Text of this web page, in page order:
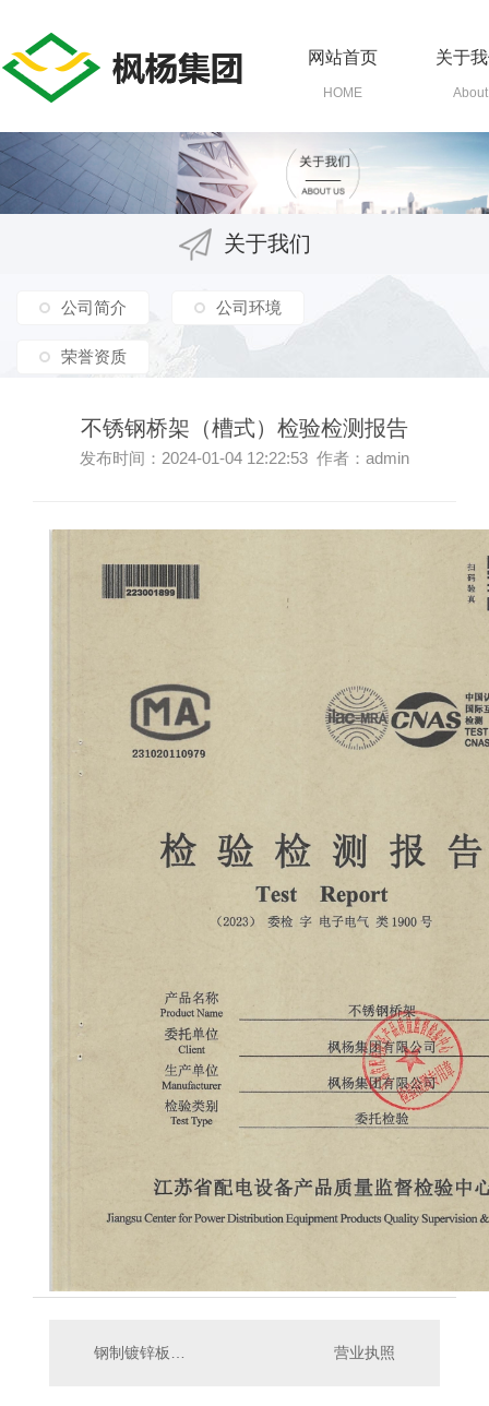
网站首页
HOME
关于
About
关于我们
公司简介 公司环境
荣誉资质
不锈钢桥架（槽式）检验检测报告
发布时间：2024-01-04 12:22:53 作者：admin
营业执照